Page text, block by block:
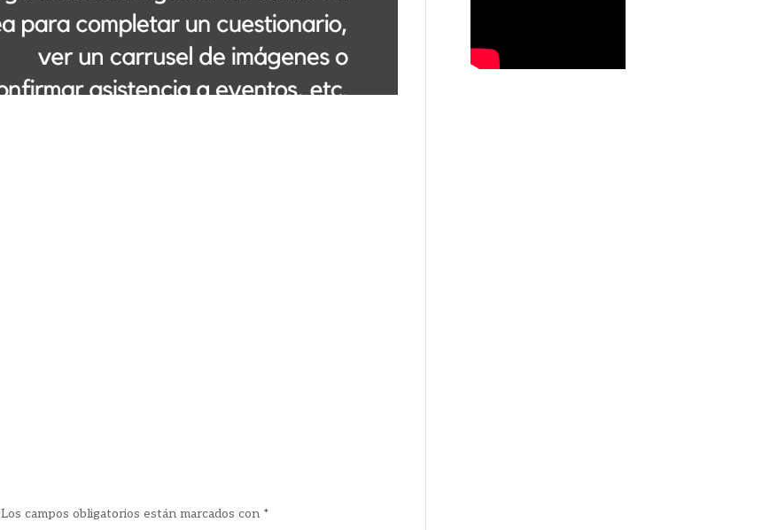
Los campos obligatorios están marcados con *